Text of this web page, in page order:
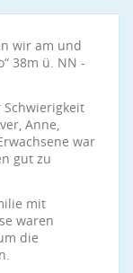
wir am und
38m ü. NN -
Anne,
war
gut zu
mit
waren
die